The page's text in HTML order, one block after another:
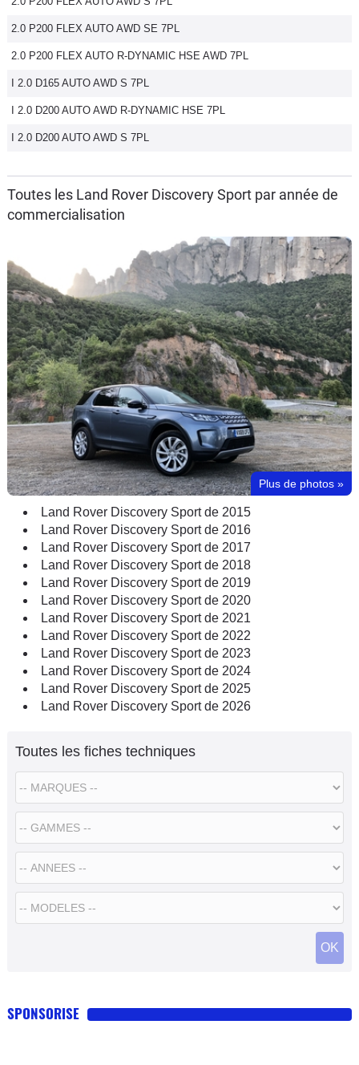
2.0 P200 FLEX AUTO AWD SE 7PL
2.0 P200 FLEX AUTO R-DYNAMIC HSE AWD 7PL
I 2.0 D165 AUTO AWD S 7PL
I 2.0 D200 AUTO AWD R-DYNAMIC HSE 7PL
I 2.0 D200 AUTO AWD S 7PL
Toutes les Land Rover Discovery Sport par année de
commercialisation
Plus de photos »
Land Rover Discovery Sport de 2015
Land Rover Discovery Sport de 2016
Land Rover Discovery Sport de 2017
Land Rover Discovery Sport de 2018
Land Rover Discovery Sport de 2019
Land Rover Discovery Sport de 2020
Land Rover Discovery Sport de 2021
Land Rover Discovery Sport de 2022
Land Rover Discovery Sport de 2023
Land Rover Discovery Sport de 2024
Land Rover Discovery Sport de 2025
Land Rover Discovery Sport de 2026
Toutes les fiches techniques
SPONSORISE